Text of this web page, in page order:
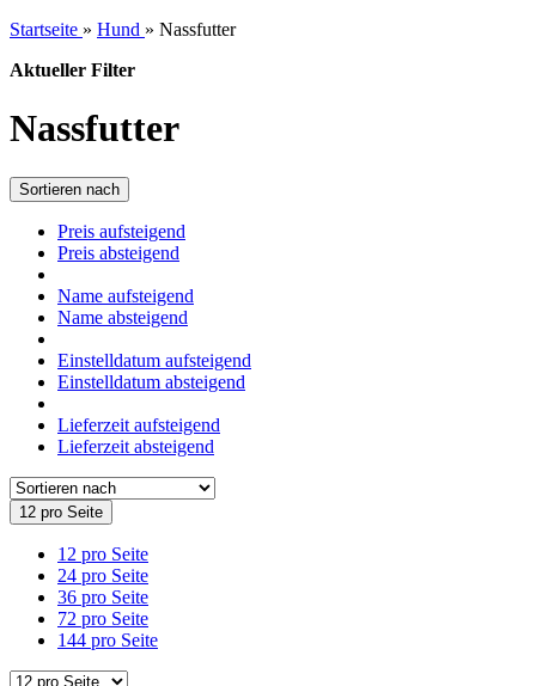
Startseite » Hund » Nassfutter
Aktueller Filter
Nassfutter
Sortieren nach
Preis aufsteigend
Preis absteigend
Name aufsteigend
Name absteigend
Einstelldatum aufsteigend
Einstelldatum absteigend
Lieferzeit aufsteigend
Lieferzeit absteigend
12 pro Seite
12 pro Seite
24 pro Seite
36 pro Seite
72 pro Seite
144 pro Seite